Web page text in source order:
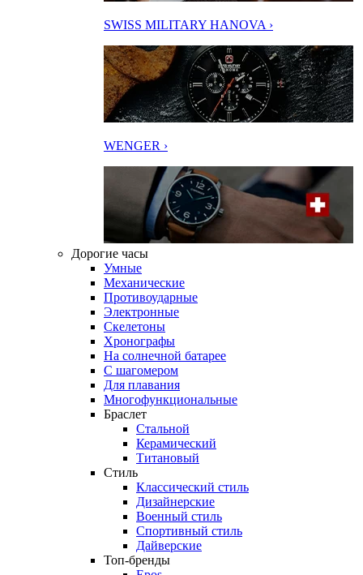
SWISS MILITARY HANOVA ›
WENGER ›
Дорогие часы
Умные
Механические
Противоударные
Электронные
Скелетоны
Хронографы
На солнечной батарее
С шагомером
Для плавания
Многофункциональные
Браслет
Стальной
Керамический
Титановый
Стиль
Классический стиль
Дизайнерские
Военный стиль
Спортивный стиль
Дайверские
Топ-бренды